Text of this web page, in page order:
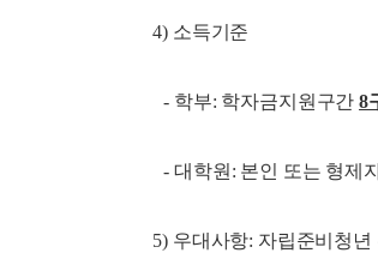
4) 소득기준
- 학부: 학자금지원구간8
- 대학원: 본인 또는 형제
5) 우대사항: 자립준비청년